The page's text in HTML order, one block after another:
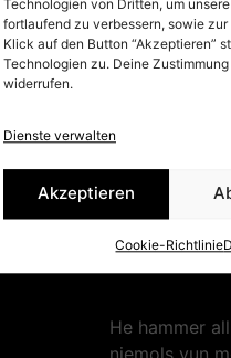
Technologien von Dritten, um
fortlaufend zu verbessern, sowie
Klick auf den Button “Akzeptieren”
Technologien zu. Deine
widerrufen.
Dienste verwalten
Akzeptieren
Cookie-Richtlinie
1. He an dä
Zum vierte Mol
un doch wood sich
ming Fründin
He hammer